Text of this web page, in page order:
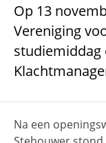
Op 13
Vereniging
Na een